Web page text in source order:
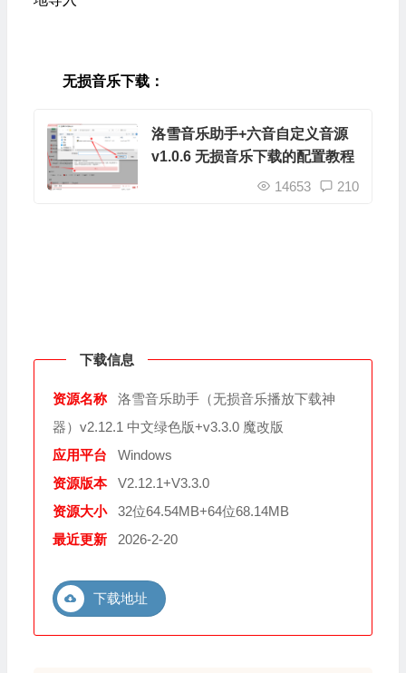
无损音乐下载：
洛雪音乐助手+六音自定义音源
v1.0.6 无损音乐下载的配置教程
14653
210
下载信息
资源名称
洛雪音乐助手（无损音乐播放下载神
器）v2.12.1 中文绿色版+v3.3.0 魔改版
应用平台
Windows
资源版本
V2.12.1+V3.3.0
资源大小
32位64.54MB+64位68.14MB
最近更新
2026-2-20
下载地址